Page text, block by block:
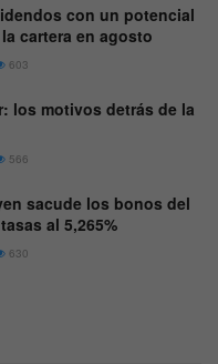
con un potencial
cartera en agosto
603
los motivos detrás de la
566
sacude los bonos del
al 5,265%
630